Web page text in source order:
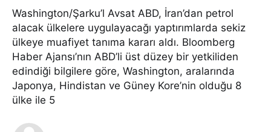
Washington/Şarku’l Avsat ABD, İran’dan petrol
alacak ülkelere uygulayacağı yaptırımlarda sekiz
ülkeye muafiyet tanıma kararı aldı. Bloomberg
Haber Ajansı’nın ABD’li üst düzey bir yetkiliden
edindiği bilgilere göre, Washington, aralarında
Japonya, Hindistan ve Güney Kore’nin olduğu 8
ülke ile 5